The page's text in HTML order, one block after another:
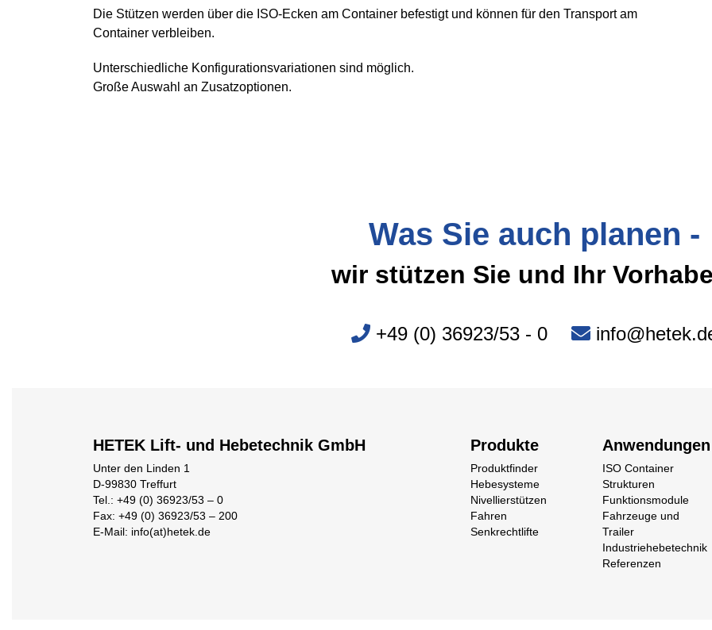
Die Stützen werden über die ISO-Ecken am Container befestigt und können für den Transport am
Container verbleiben.
Unterschiedliche Konfigurationsvariationen sind möglich.
Große Auswahl an Zusatzoptionen.
Was Sie auch planen -
wir stützen Sie und Ihr
+49 (0) 36923/53 - 0
HETEK Lift- und Hebetechnik GmbH
Unter den Linden 1
D-99830 Treffurt
Tel.: +49 (0) 36923/53 – 0
Fax: +49 (0) 36923/53 – 200
E-Mail: info(at)hetek.de
Produkte
Produktfinder
Hebesysteme
Nivellierstützen
Fahren
Senkrechtlifte
Anwendungen
ISO Container
Strukturen
Funktionsmodule
Fahrzeuge und
Trailer
Industriehebetechnik
Referenzen